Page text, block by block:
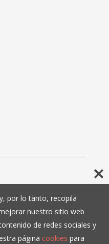
por lo tanto, recopila
nuestro sitio web
de redes sociales y
página cookies para